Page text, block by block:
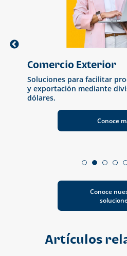
Comercio Exterior
Soluciones para facilitar
y exportación mediante
dólares.
Conoce
Conoce
Artículos